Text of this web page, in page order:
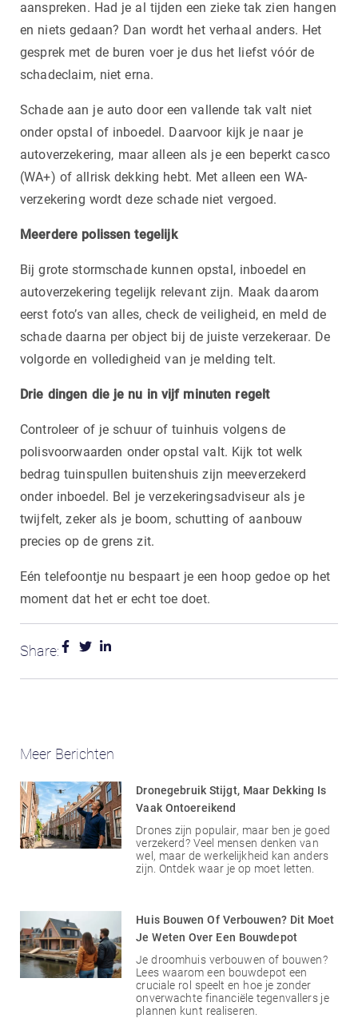
aanspreken. Had je al tijden een zieke tak zien hangen
en niets gedaan? Dan wordt het verhaal anders. Het
gesprek met de buren voer je dus het liefst vóór de
schadeclaim, niet erna.
Schade aan je auto door een vallende tak valt niet
onder opstal of inboedel. Daarvoor kijk je naar je
autoverzekering, maar alleen als je een beperkt casco
(WA+) of allrisk dekking hebt. Met alleen een WA-
verzekering wordt deze schade niet vergoed.
Meerdere polissen tegelijk
Bij grote stormschade kunnen opstal, inboedel en
autoverzekering tegelijk relevant zijn. Maak daarom
eerst foto’s van alles, check de veiligheid, en meld de
schade daarna per object bij de juiste verzekeraar. De
volgorde en volledigheid van je melding telt.
Drie dingen die je nu in vijf minuten regelt
Controleer of je schuur of tuinhuis volgens de
polisvoorwaarden onder opstal valt. Kijk tot welk
bedrag tuinspullen buitenshuis zijn meeverzekerd
onder inboedel. Bel je verzekeringsadviseur als je
twijfelt, zeker als je boom, schutting of aanbouw
precies op de grens zit.
Eén telefoontje nu bespaart je een hoop gedoe op het
moment dat het er echt toe doet.
Share:
Meer Berichten
Dronegebruik Stijgt, Maar Dekking Is
Vaak Ontoereikend
Drones zijn populair, maar ben je goed
verzekerd? Veel mensen denken van
wel, maar de werkelijkheid kan anders
zijn. Ontdek waar je op moet letten.
Huis Bouwen Of Verbouwen? Dit Moet
Je Weten Over Een Bouwdepot
Je droomhuis verbouwen of bouwen?
Lees waarom een bouwdepot een
cruciale rol speelt en hoe je zonder
onverwachte financiële tegenvallers je
plannen kunt realiseren.